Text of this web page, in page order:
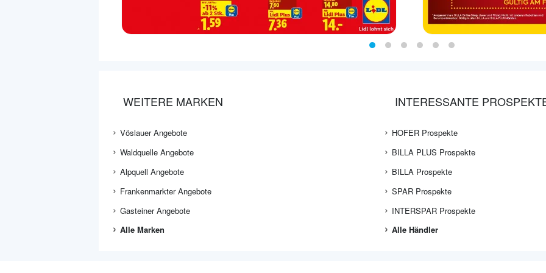
WEITERE MARKEN
Vöslauer Angebote
Waldquelle Angebote
Alpquell Angebote
Frankenmarkter Angebote
Gasteiner Angebote
Alle Marken
INTERESSANTE
HOFER Prospekte
BILLA PLUS Prospekte
BILLA Prospekte
SPAR Prospekte
INTERSPAR Prospekte
Alle Händler